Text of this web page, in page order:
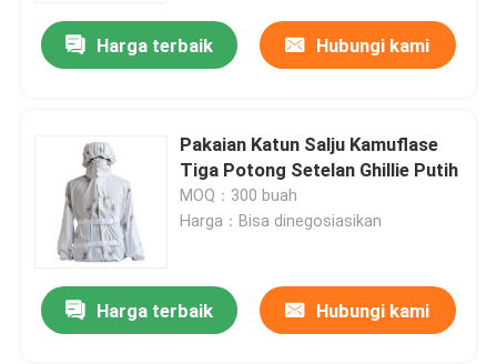
Harga terbaik Hubungi kami
Pakaian Katun Salju Kamuflase
Tiga Potong Setelan Ghillie Putih
MOQ：300 buah
Harga：Bisa dinegosiasikan
Harga terbaik Hubungi kami